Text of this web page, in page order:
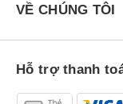
VỀ CHÚNG TÔI
Hỗ trợ thanh